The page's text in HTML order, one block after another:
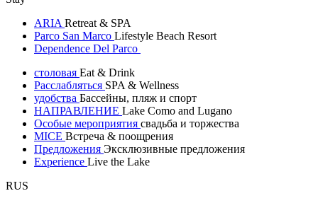
ARIA Retreat & SPA
Parco San Marco Lifestyle Beach Resort
Dependence Del Parco
столовая Eat & Drink
Расслабляться SPA & Wellness
удобства Бассейны, пляж и спорт
НАПРАВЛЕНИЕ Lake Como and Lugano
Особые мероприятия свадьба и торжества
MICE Встреча & поощрения
Предложения Эксклюзивные предложения
Experience Live the Lake
RUS